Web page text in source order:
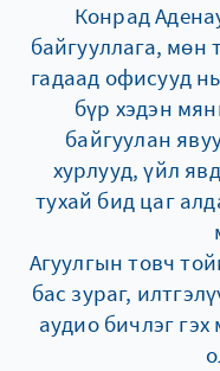
Конрад
байгууллага, мөн
гадаад офисууд
бүр хэдэн
байгуулан
хурлууд, үйл
тухай бид цаг
Агуулгын товч
бас зураг,
аудио бичлэг